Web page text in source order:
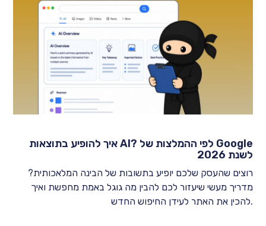
איך להופיע בתוצאות AI? לפי ההמלצות של Google
לשנת 2026
רוצים שהעסק שלכם יופיע בתשובות של הבינה המלאכותית?
מדריך מעשי שיעזור לכם להבין מה גוגל באמת מחפשת ואיך
להכין את האתר לעידן החיפוש החדש.